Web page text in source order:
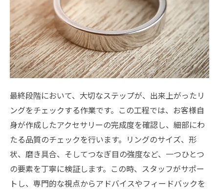
最終段階において、大切なステップが、出来上がったリ
ングをチェックする作業です。この工程では、お客様自
身が作成したアクセサリーの完成度を確認し、細部にわ
たる品質のチェックを行います。リングのサイズ、形
状、磨き具合、そしてつなぎ目の強度など、一つひとつ
の要素を丁寧に検証します。この時、スタッフがサポー
トし、専門的な視点からアドバイスやフィードバックを